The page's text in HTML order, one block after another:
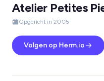
Atelier Petites
Opgericht in 2005
Volgen op Herm.io